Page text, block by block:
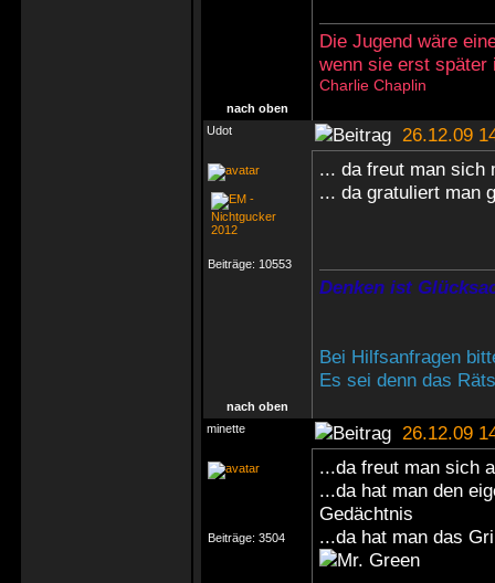
Die Jugend wäre
wenn sie erst später
Charlie Chaplin
nach oben
Udot
26.12.09
Beiträge: 10553
... da freut man sich
... da gratuliert man
Denken ist
Bei Hilfsanfragen
Es sei denn das
nach oben
minette
26.12.09
Beiträge: 3504
...da freut man sich
...da hat man den
Gedächtnis
...da hat man das